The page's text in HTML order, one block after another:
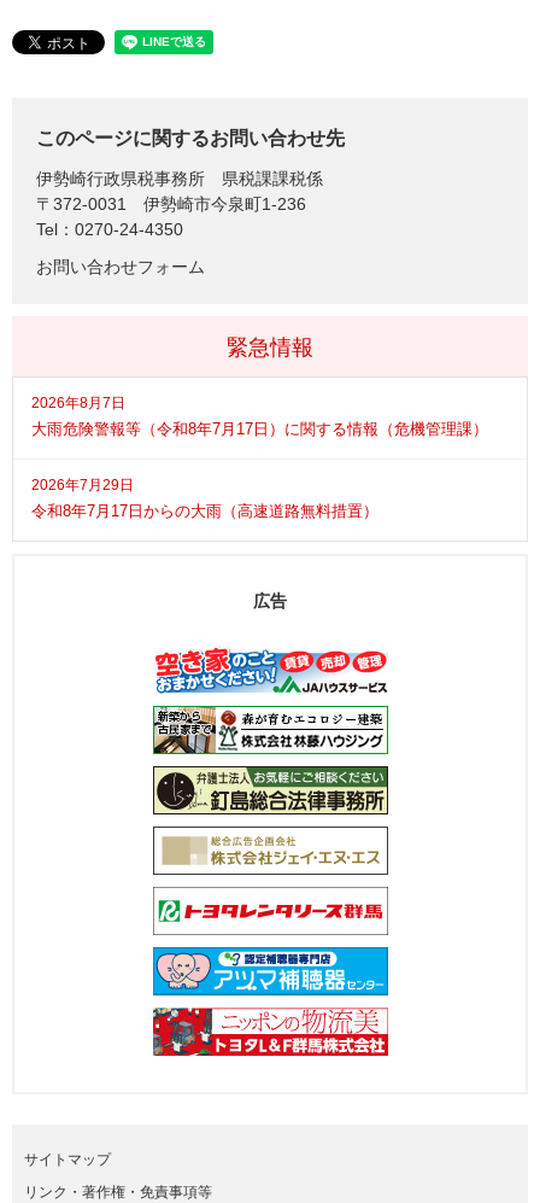
このページに関するお問い合わせ先
伊勢崎行政県税事務所
県税課課税係
〒372-0031
伊勢崎市今泉町1-236
Tel：0270-24-4350
お問い合わせフォーム
緊急情報
2026年8月7日
大雨危険警報等（令和8年7月17日）に関する情報（危機管理課）
2026年7月29日
令和8年7月17日からの大雨（高速道路無料措置）
広告
サイトマップ
リンク・著作権・免責事項等